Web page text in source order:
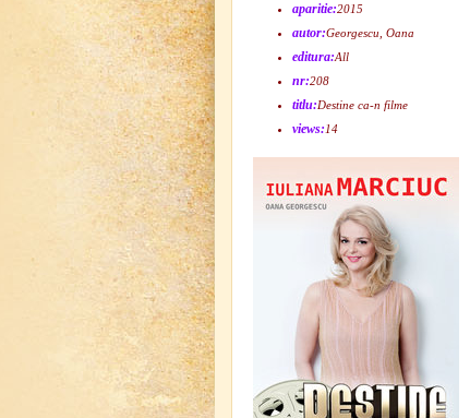
aparitie:2015
autor:Georgescu, Oana
editura:All
nr:208
titlu:Destine ca-n filme
views:14